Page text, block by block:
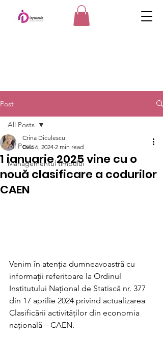
Post
All Posts
Managementul timpului
All Posts
1 ianuarie 2025 vine cu o
nouă clasificare a codurilor
CAEN
Crina Diculescu
Dec 6, 2024 2 min read
Venim în atenția dumneavoastră cu
informații referitoare la Ordinul
Institutului Național de Statiscă nr. 377
din 17 aprilie 2024 privind actualizarea
Clasificării activităților din economia
națională – CAEN.